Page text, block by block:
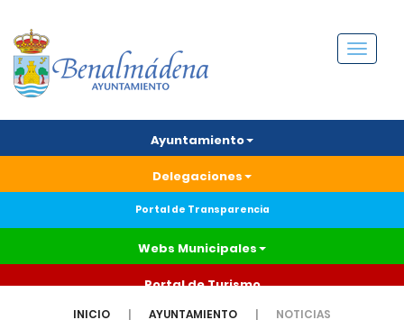
Menú
Ayuntamiento
Delegaciones
Portal de Transparencia
Webs Municipales
Portal de Turismo
INICIO AYUNTAMIENTO NOTICIAS